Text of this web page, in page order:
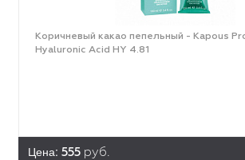
Коричневый какао пепельный - Kapous
Hyaluronic Acid HY 4.81
Цена: 555 руб.